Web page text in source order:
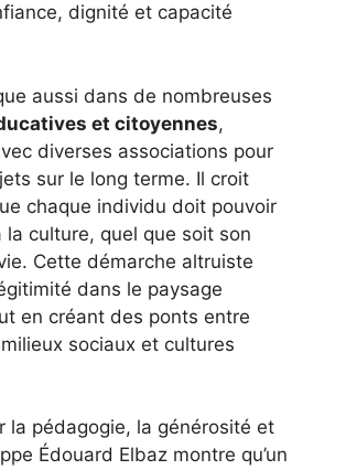
dignité et capacité
aussi dans de nombreuses
et citoyennes,
diverses associations pour
sur le long terme. Il croit
chaque individu doit pouvoir
la culture, quel que soit son
Cette démarche altruiste
dans le paysage
en créant des ponts entre
sociaux et cultures
la pédagogie, la générosité et
Édouard Elbaz montre qu’un